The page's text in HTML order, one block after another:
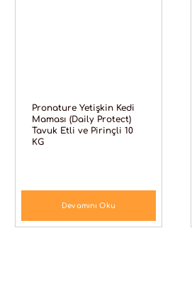
Pronature Yetişkin Kedi
Maması (Daily Protect)
Tavuk Etli ve Pirinçli 10
KG
Devamını Oku